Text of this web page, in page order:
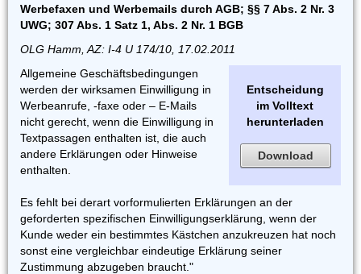
Werbefaxen und Werbemails durch AGB; §§ 7 Abs. 2 Nr. 3
UWG; 307 Abs. 1 Satz 1, Abs. 2 Nr. 1 BGB
OLG Hamm, AZ: I-4 U 174/10, 17.02.2011
Entscheidung
im Volltext
herunterladen
Download
Allgemeine Geschäftsbedingungen
werden der wirksamen Einwilligung in
Werbeanrufe, -faxe oder – E-Mails
nicht gerecht, wenn die Einwilligung in
Textpassagen enthalten ist, die auch
andere Erklärungen oder Hinweise
enthalten.
Es fehlt bei derart vorformulierten Erklärungen an der
geforderten spezifischen Einwilligungserklärung, wenn der
Kunde weder ein bestimmtes Kästchen anzukreuzen hat noch
sonst eine vergleichbar eindeutige Erklärung seiner
Zustimmung abzugeben braucht."